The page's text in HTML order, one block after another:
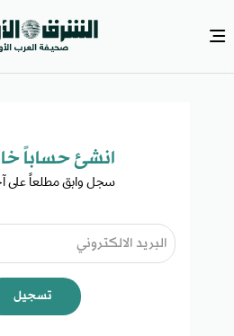
انشئ حساباً
سجل وابق مطلعاً على
تسجيل